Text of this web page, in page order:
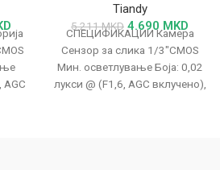
AGC
Tiandy
5.211MKD 4.690 MKD
СПЕЦИФИКАЦИИ Камера
Сензор за слика 1/3"CMOS
Мин. осветлување Боја: 0,02
лукси @ (F1,6, AGC вклучено),